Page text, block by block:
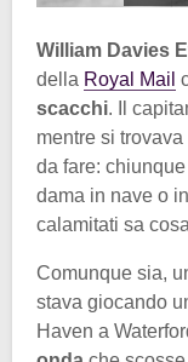
William Davies
della Royal Mail
scacchi. Il
mentre si
da fare:
dama in nave o
calamitati sa
Comunque sia,
stava giocando
Haven a